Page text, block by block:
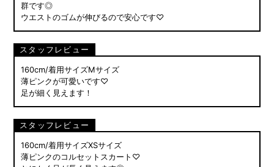
群です◎
ウエストのゴムが伸びるので安心です♡
スタッフレビュー
160cm/着用サイズMサイズ
薄ピンクが可愛いです♡
足が細く見えます！
スタッフレビュー
160cm/着用サイズXSサイズ
薄ピンクのコルセットスカート♡